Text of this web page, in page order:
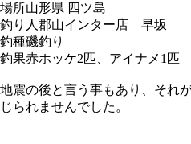
場所山形県 四ツ島
釣り人 郡山インター店 早坂
釣種磯釣り
釣果赤ホッケ2匹、アイナメ1匹
地震の後と言う事もあり、それ
じられませんでした。